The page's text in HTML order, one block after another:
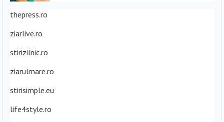
thepress.ro
ziarlive.ro
stirizilnic.ro
ziarulmare.ro
stirisimple.eu
life4style.ro